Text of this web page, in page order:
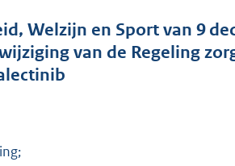
a
n
Welzijn en Sport van 9
van de Regeling